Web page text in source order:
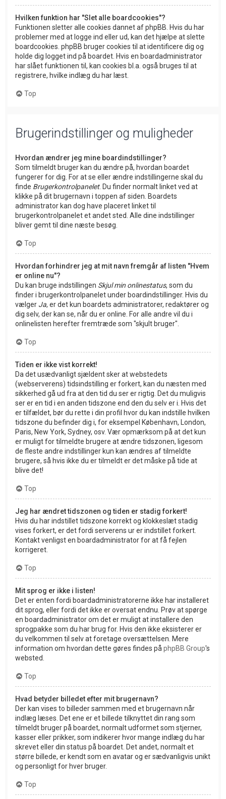
Hvilken funktion har "Slet alle boardcookies"?
Funktionen sletter alle cookies dannet af phpBB. Hvis du har
problemer med at logge ind eller ud, kan det hjælpe at slette
boardcookies. phpBB bruger cookies til at identificere dig og
holde dig logget ind på boardet. Hvis en boardadministrator
har slået funktionen til, kan cookies bl.a. også bruges til at
registrere, hvilke indlæg du har læst.
Top
Brugerindstillinger og muligheder
Hvordan ændrer jeg mine boardindstillinger?
Som tilmeldt bruger kan du ændre på, hvordan boardet
fungerer for dig. For at se eller ændre indstillingerne skal du
finde Brugerkontrolpanelet. Du finder normalt linket ved at
klikke på dit brugernavn i toppen af siden. Boardets
administrator kan dog have placeret linket til
brugerkontrolpanelet et andet sted. Alle dine indstillinger
bliver gemt til dine næste besøg.
Top
Hvordan forhindrer jeg at mit navn fremgår af listen "Hvem
er online nu"?
Du kan bruge indstillingen Skjul min onlinestatus, som du
finder i brugerkontrolpanelet under boardindstillinger. Hvis du
vælger Ja, er det kun boardets administratorer, redaktører og
dig selv, der kan se, når du er online. For alle andre vil du i
onlinelisten herefter fremtræde som "skjult bruger".
Top
Tiden er ikke vist korrekt!
Da det usædvanligt sjældent sker at webstedets
(webserverens) tidsindstilling er forkert, kan du næsten med
sikkerhed gå ud fra at den tid du ser er rigtig. Det du muligvis
ser er en tid i en anden tidszone end den du selv er i. Hvis det
er tilfældet, bør du rette i din profil hvor du kan indstille hvilken
tidszone du befinder dig i, for eksempel København, London,
Paris, New York, Sydney, osv. Vær opmærksom på at det kun
er muligt for tilmeldte brugere at ændre tidszonen, ligesom
de fleste andre indstillinger kun kan ændres af tilmeldte
brugere, så hvis ikke du er tilmeldt er det måske på tide at
blive det!
Top
Jeg har ændret tidszonen og tiden er stadig forkert!
Hvis du har indstillet tidszone korrekt og klokkeslæt stadig
vises forkert, er det fordi serverens ur er indstillet forkert.
Kontakt venligst en boardadministrator for at få fejlen
korrigeret.
Top
Mit sprog er ikke i listen!
Det er enten fordi boardadministratorerne ikke har installeret
dit sprog, eller fordi det ikke er oversat endnu. Prøv at spørge
en boardadministrator om det er muligt at installere den
sprogpakke som du har brug for. Hvis den ikke eksisterer er
du velkommen til selv at foretage oversættelsen. Mere
information om hvordan dette gøres findes på phpBB Group's
websted.
Top
Hvad betyder billedet efter mit brugernavn?
Der kan vises to billeder sammen med et brugernavn når
indlæg læses. Det ene er et billede tilknyttet din rang som
tilmeldt bruger på boardet, normalt udformet som stjerner,
kasser eller prikker, som indikerer hvor mange indlæg du har
skrevet eller din status på boardet. Det andet, normalt et
større billede, er kendt som en avatar og er sædvanligvis unikt
og personligt for hver bruger.
Top